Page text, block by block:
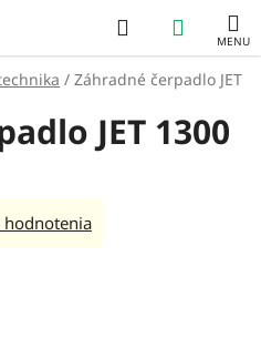
Hľadať
KOŠÍK
/ Záhradné čerpadlo JET
JET 1300